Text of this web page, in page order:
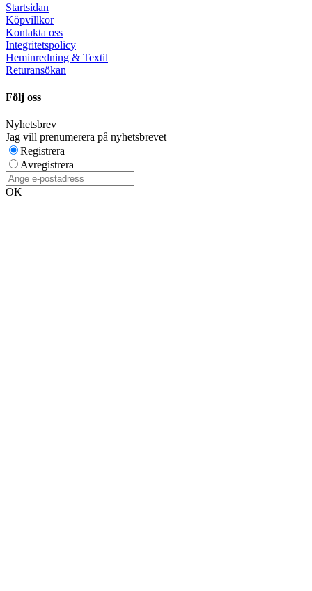
Startsidan
Köpvillkor
Kontakta oss
Integritetspolicy
Heminredning & Textil
Returansökan
Följ oss
Nyhetsbrev
Jag vill prenumerera på nyhetsbrevet
Registrera
Avregistrera
OK